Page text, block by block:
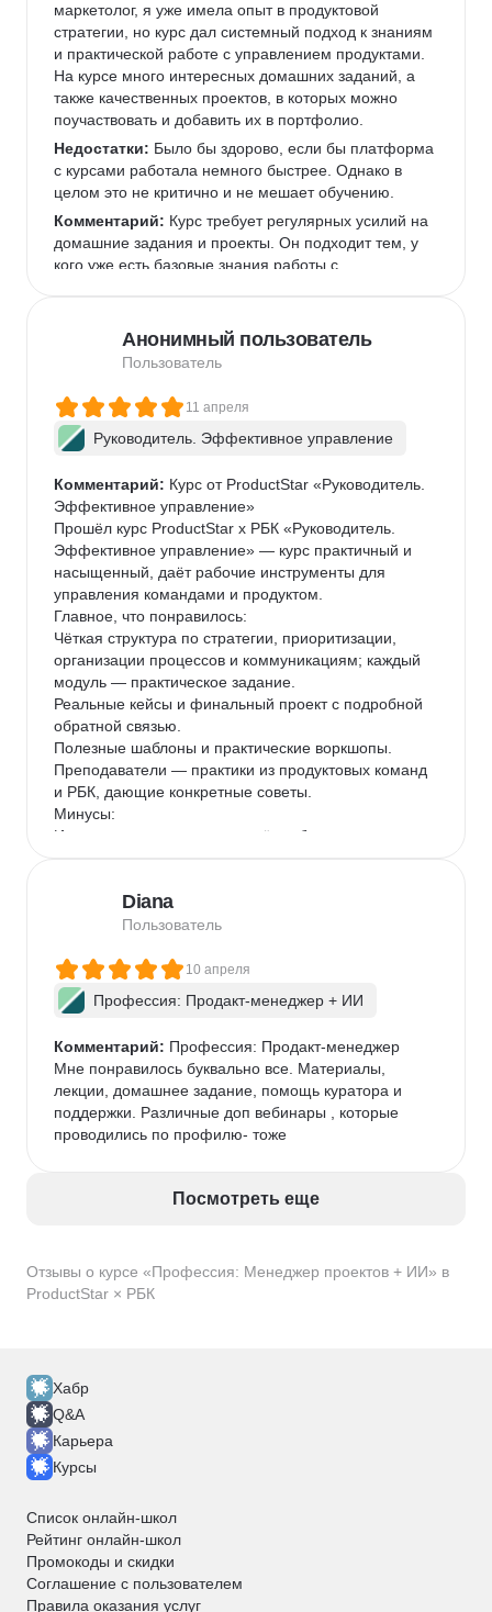
Отзывы о курсе «Профессия: Менеджер проектов + ИИ» в
ProductStar × РБК
маркетолог, я уже имела опыт в продуктовой
стратегии, но курс дал системный подход к знаниям
и практической работе с управлением продуктами.
На курсе много интересных домашних заданий, а
также качественных проектов, в которых можно
поучаствовать и добавить их в портфолио.
Недостатки: Было бы здорово, если бы платформа
с курсами работала немного быстрее. Однако в
целом это не критично и не мешает обучению.
Комментарий: Курс требует регулярных усилий на
домашние задания и проекты. Он подходит тем, у
кого уже есть базовые знания работы с
Анонимный пользователь
Пользователь
11 апреля
Руководитель. Эффективное управление
Комментарий: Курс от ProductStar «Руководитель.
Эффективное управление»
Прошёл курс ProductStar х РБК «Руководитель.
Эффективное управление» — курс практичный и
насыщенный, даёт рабочие инструменты для
управления командами и продуктом.
Главное, что понравилось:
Чёткая структура по стратегии, приоритизации,
организации процессов и коммуникациям; каждый
модуль — практическое задание.
Реальные кейсы и финальный проект с подробной
обратной связью.
Полезные шаблоны и практические воркшопы.
Преподаватели — практики из продуктовых команд
и РБК, дающие конкретные советы.
Минусы:
Интенсивность: материал даётся быстро; тем, кто
на проработку домашних заданий.
Хотелось бы больше времени на индивидуальное
Для кого курс:
Подойдёт руководителям продуктовых и кросс-
функциональных команд, менеджерам среднего
постановке целей и улучшить процессы.
Полезен тем, кто уже имеет минимум практики в
продукте и хочет получить рабочие шаблоны и
инструменты для масштабирования команды.
Diana
Пользователь
10 апреля
Профессия: Продакт-менеджер + ИИ
Комментарий: Профессия: Продакт-менеджер
Мне понравилось буквально все. Материалы,
лекции, домашнее задание, помощь куратора и
поддержки. Различные доп вебинары , которые
проводились по профилю- тоже
Посмотреть еще
Хабр
Q&A
Карьера
Курсы
Список онлайн-школ
Рейтинг онлайн-школ
Промокоды и скидки
Соглашение с пользователем
Правила оказания услуг